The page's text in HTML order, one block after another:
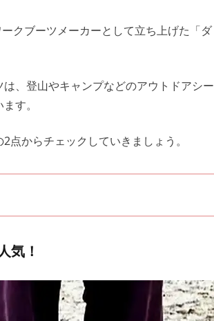
クブーツメーカーとして立ち上げた「ダ
、登山やキャンプなどのアウトドアシー
す。
点からチェックしていきましょう。
気！